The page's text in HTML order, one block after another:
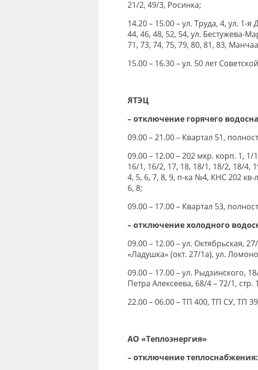
21/2, 49/3, Росинка;
14.20 – 15.00 – ул. Труда, 4, ул. 1-
44, 46, 48, 52, 54, ул. Бестужева-
71, 73, 74, 75, 79, 80, 81, 83,
15.00 – 16.30 – ул. 50 лет
ЯТЭЦ
– отключение горячего
09.00 – 21.00 – Квартал 51,
09.00 – 12.00 – 202 мкр. корп. 1, 1/
16/1, 16/2, 17, 18, 18/1, 18/2, 18/4,
4, 5, 6, 7, 8, 9, п-ка №4, КНС 202 кв-
6, 8;
09.00 – 17.00 – Квартал 53,
– отключение холодного
09.00 – 12.00 – ул. Октябрьская,
«Ладушка» (окт. 27/1a), ул.
09.00 – 17.00 – ул. Рыдзинского,
Петра Алексеева, 68/4 – 72/1, стр.
22.00 – 06.00 – ТП 400, ТП СУ, ТП
АО «Теплоэнергия»
– отключение теплоснабжения: